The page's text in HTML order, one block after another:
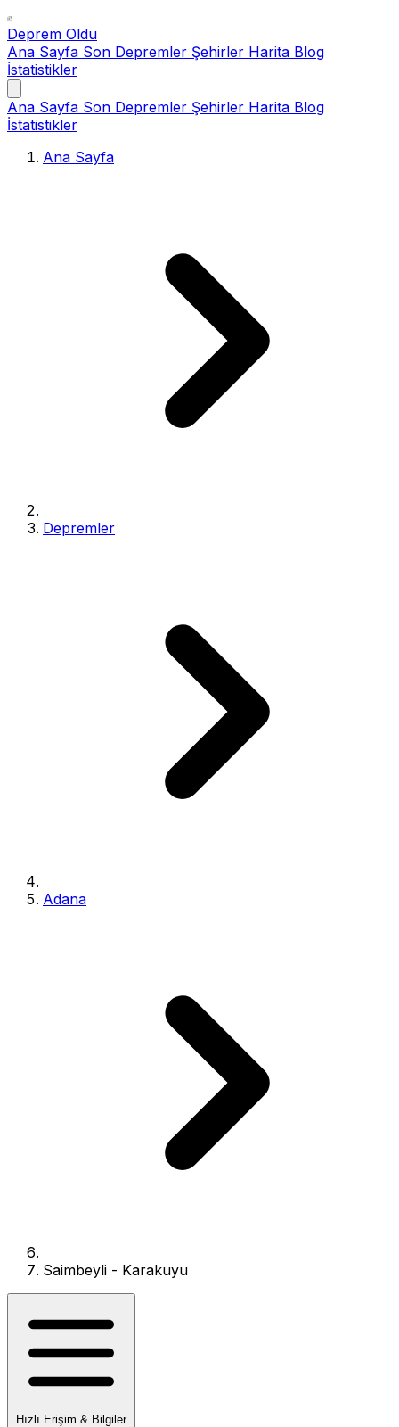
Deprem Oldu
Ana Sayfa Son Depremler Şehirler Harita Blog
İstatistikler
Ana Sayfa Son Depremler Şehirler Harita Blog
İstatistikler
Ana Sayfa
Depremler
Adana
Saimbeyli - Karakuyu
Hızlı Erişim & Bilgiler